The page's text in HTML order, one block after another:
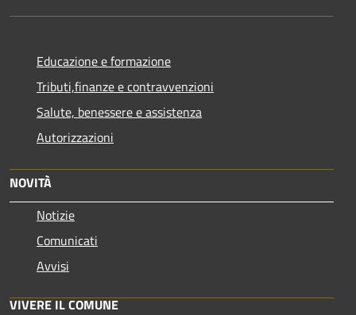
Educazione e formazione
Tributi,finanze e contravvenzioni
Salute, benessere e assistenza
Autorizzazioni
NOVITÀ
Notizie
Comunicati
Avvisi
VIVERE IL COMUNE